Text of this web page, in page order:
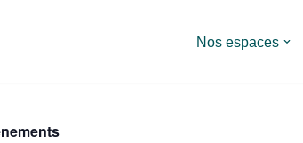
Nos espaces